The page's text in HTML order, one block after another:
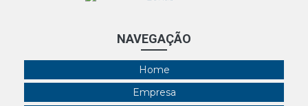
NAVEGAÇÃO
Home
Empresa